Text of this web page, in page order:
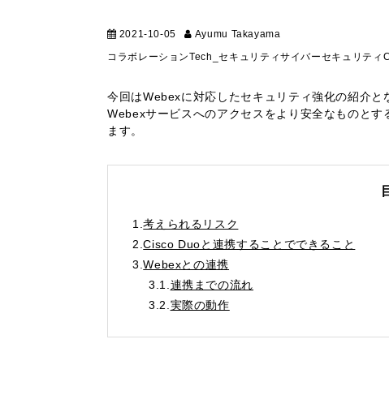
2021-10-05 Ayumu Takayama
コラボレーションTech_セキュリティサイバーセキュリティ
今回はWebexに対応したセキュリティ強化の紹介と
Webexサービスへのアクセスをより安全なものと
ます。
1.考えられるリスク
2.Cisco Duoと連携することでできること
3.Webexとの連携
3.1. 連携までの流れ
3.2. 実際の動作